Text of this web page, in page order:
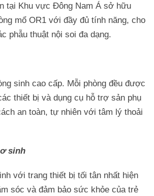
tại Khu vực Đông Nam Á sở hữu
mổ OR1 với đầy đủ tính năng, cho
phẫu thuật nội soi đa dạng.
sinh cao cấp. Mỗi phòng đều được
thiết bị và dụng cụ hỗ trợ sản phụ
an toàn, tự nhiên với tâm lý thoải
sinh
với trang thiết bị tối tân nhất hiện
sóc và đảm bảo sức khỏe của trẻ